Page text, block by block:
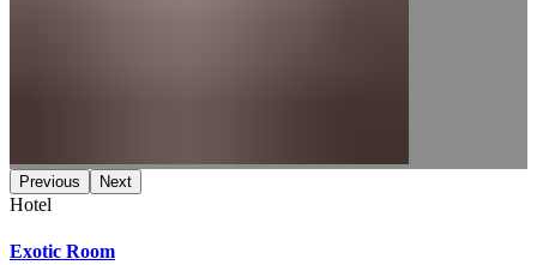
Previous Next
Hotel
Exotic Room